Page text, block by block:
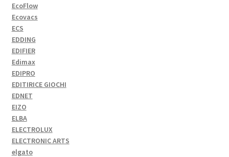
EcoFlow
Ecovacs
ECS
EDDING
EDIFIER
Edimax
EDIPRO
EDITIRICE GIOCHI
EDNET
EIZO
ELBA
ELECTROLUX
ELECTRONIC ARTS
elgato